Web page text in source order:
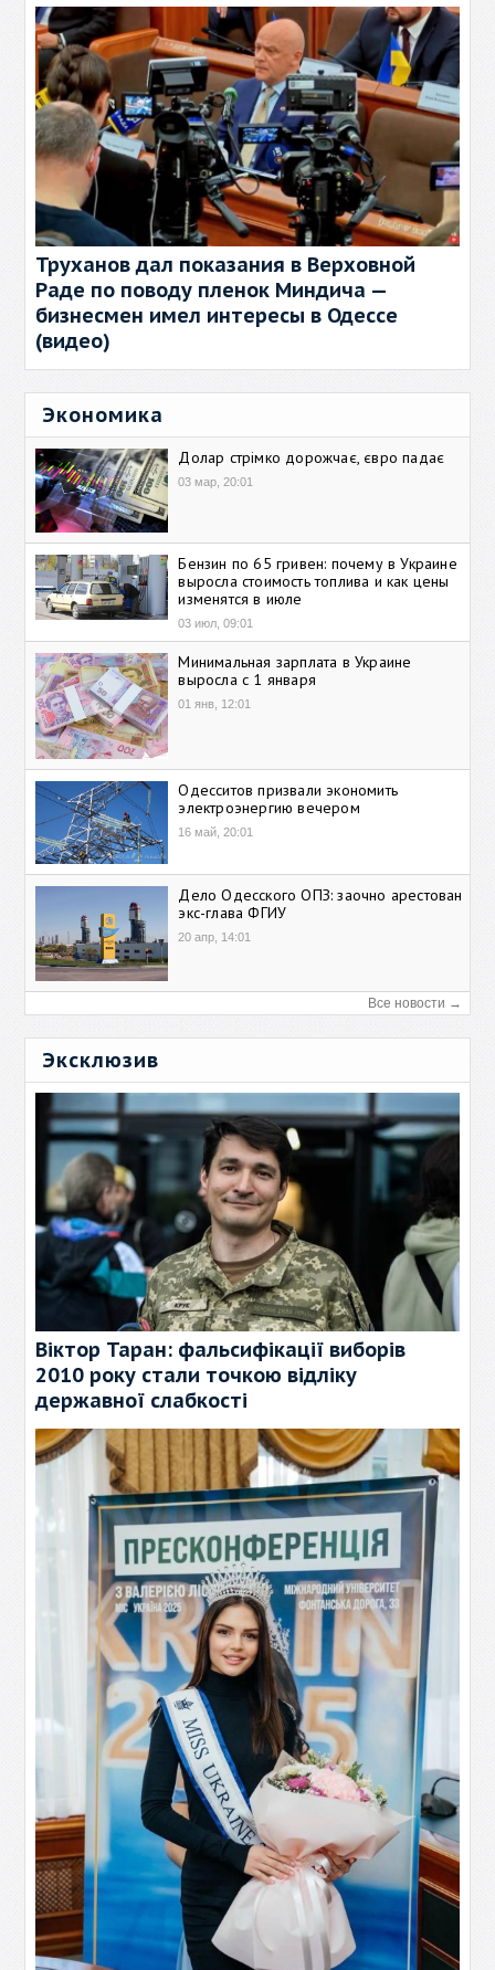
Труханов дал показания в Верховной
Раде по поводу пленок Миндича —
бизнесмен имел интересы в Одессе
(видео)
Экономика
Долар стрімко дорожчає, євро падає
03 мар, 20:01
Бензин по 65 гривен: почему в Украине
выросла стоимость топлива и как цены
изменятся в июле
03 июл, 09:01
Минимальная зарплата в Украине
выросла с 1 января
01 янв, 12:01
Одесситов призвали экономить
электроэнергию вечером
16 май, 20:01
Дело Одесского ОПЗ: заочно арестован
экс-глава ФГИУ
20 апр, 14:01
Все новости →
Эксклюзив
Віктор Таран: фальсифікації виборів
2010 року стали точкою відліку
державної слабкості